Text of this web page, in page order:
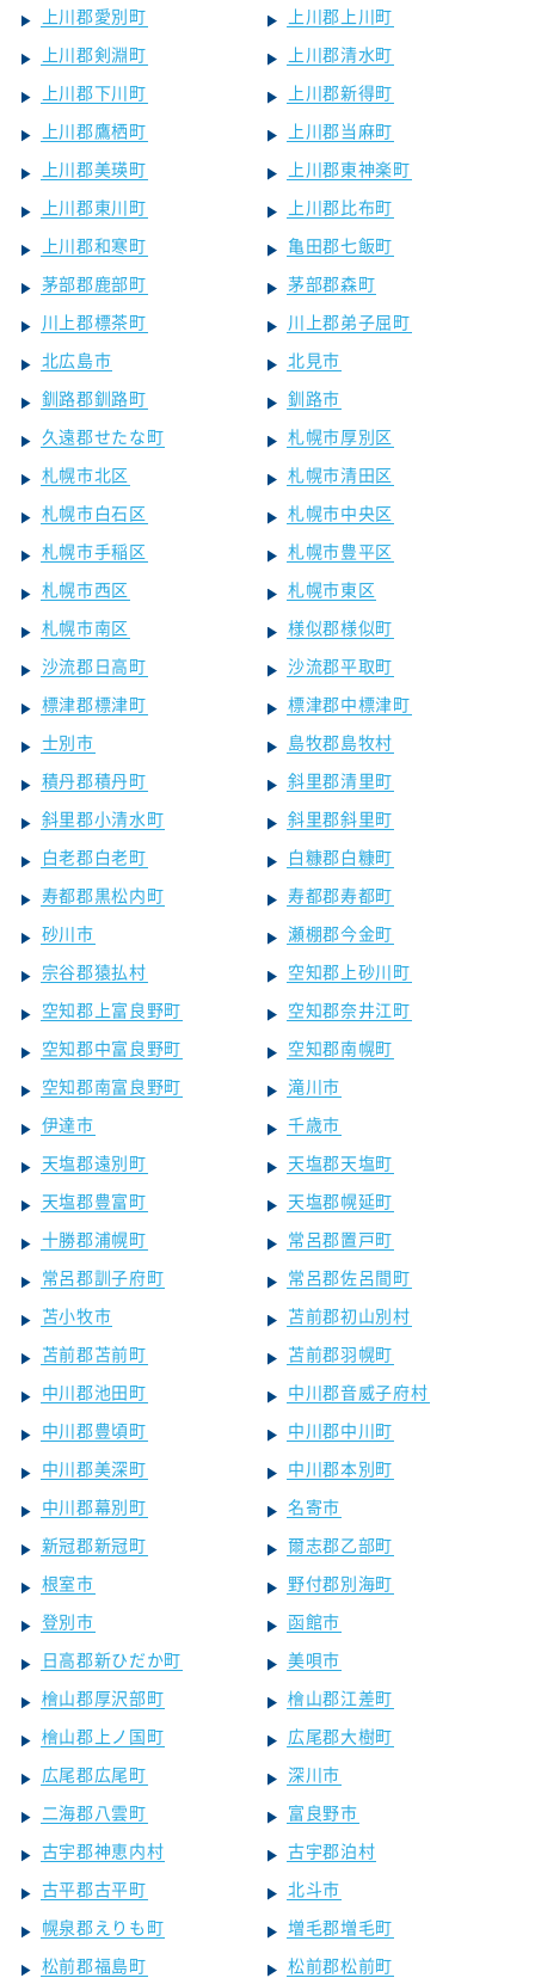
上川郡愛別町
上川郡上川町
上川郡剣淵町
上川郡清水町
上川郡下川町
上川郡新得町
上川郡鷹栖町
上川郡当麻町
上川郡美瑛町
上川郡東神楽町
上川郡東川町
上川郡比布町
上川郡和寒町
亀田郡七飯町
茅部郡鹿部町
茅部郡森町
川上郡標茶町
川上郡弟子屈町
北広島市
北見市
釧路郡釧路町
釧路市
久遠郡せたな町
札幌市厚別区
札幌市北区
札幌市清田区
札幌市白石区
札幌市中央区
札幌市手稲区
札幌市豊平区
札幌市西区
札幌市東区
札幌市南区
様似郡様似町
沙流郡日高町
沙流郡平取町
標津郡標津町
標津郡中標津町
士別市
島牧郡島牧村
積丹郡積丹町
斜里郡清里町
斜里郡小清水町
斜里郡斜里町
白老郡白老町
白糠郡白糠町
寿都郡黒松内町
寿都郡寿都町
砂川市
瀬棚郡今金町
宗谷郡猿払村
空知郡上砂川町
空知郡上富良野町
空知郡奈井江町
空知郡中富良野町
空知郡南幌町
空知郡南富良野町
滝川市
伊達市
千歳市
天塩郡遠別町
天塩郡天塩町
天塩郡豊富町
天塩郡幌延町
十勝郡浦幌町
常呂郡置戸町
常呂郡訓子府町
常呂郡佐呂間町
苫小牧市
苫前郡初山別村
苫前郡苫前町
苫前郡羽幌町
中川郡池田町
中川郡音威子府村
中川郡豊頃町
中川郡中川町
中川郡美深町
中川郡本別町
中川郡幕別町
名寄市
新冠郡新冠町
爾志郡乙部町
根室市
野付郡別海町
登別市
函館市
日高郡新ひだか町
美唄市
檜山郡厚沢部町
檜山郡江差町
檜山郡上ノ国町
広尾郡大樹町
広尾郡広尾町
深川市
二海郡八雲町
富良野市
古宇郡神恵内村
古宇郡泊村
古平郡古平町
北斗市
幌泉郡えりも町
増毛郡増毛町
松前郡福島町
松前郡松前町